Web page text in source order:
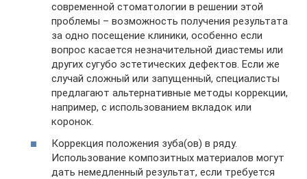
современной стоматологии в решении этой
проблемы – возможность получения результата
за одно посещение клиники, особенно если
вопрос касается незначительной диастемы или
других сугубо эстетических дефектов. Если же
случай сложный или запущенный, специалисты
предлагают альтернативные методы коррекции,
например, с использованием вкладок или
коронок.
Коррекция положения зуба(ов) в ряду.
Использование композитных материалов могут
дать немедленный результат, если требуется